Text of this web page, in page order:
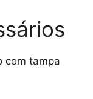
com tampa